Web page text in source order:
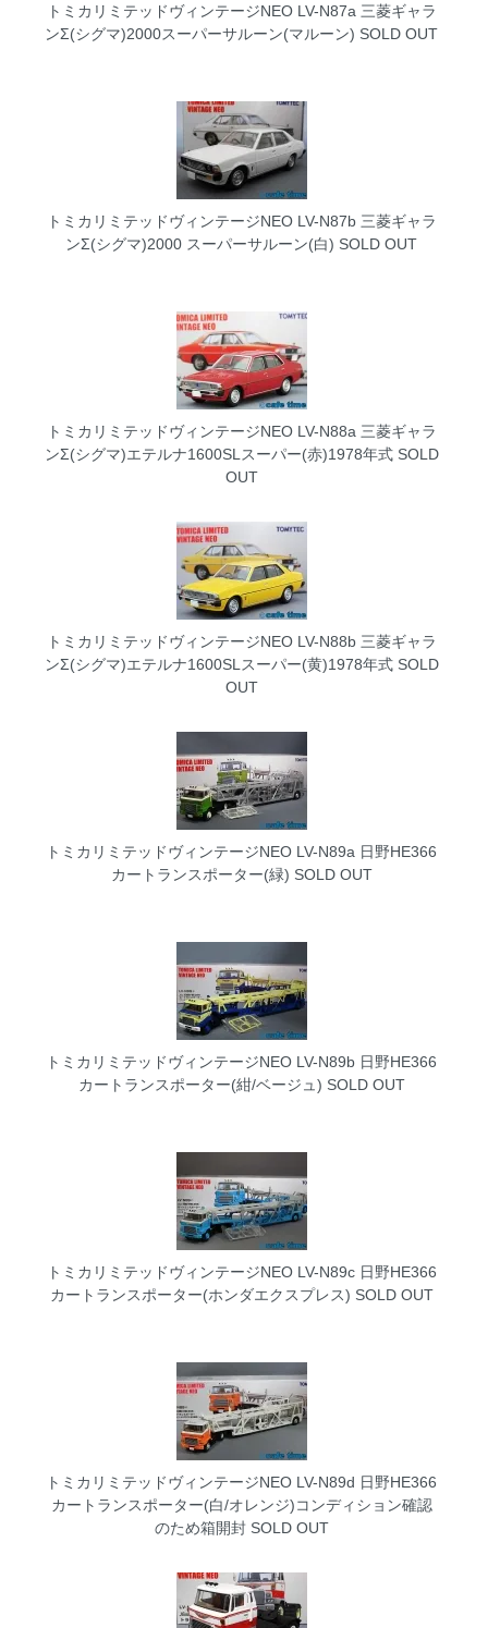
トミカリミテッドヴィンテージNEO LV-N87a 三菱ギャラ
ンΣ(シグマ)2000スーパーサルーン(マルーン) SOLD OUT
トミカリミテッドヴィンテージNEO LV-N87b 三菱ギャラ
ンΣ(シグマ)2000 スーパーサルーン(白) SOLD OUT
トミカリミテッドヴィンテージNEO LV-N88a 三菱ギャラ
ンΣ(シグマ)エテルナ1600SLスーパー(赤)1978年式SOLD
OUT
トミカリミテッドヴィンテージNEO LV-N88b 三菱ギャラ
ンΣ(シグマ)エテルナ1600SLスーパー(黄)1978年式SOLD
OUT
トミカリミテッドヴィンテージNEO LV-N89a 日野HE366
カートランスポーター(緑) SOLD OUT
トミカリミテッドヴィンテージNEO LV-N89b 日野HE366
カートランスポーター(紺/ベージュ) SOLD OUT
トミカリミテッドヴィンテージNEO LV-N89c 日野HE366
カートランスポーター(ホンダエクスプレス) SOLD OUT
トミカリミテッドヴィンテージNEO LV-N89d 日野HE366
カートランスポーター(白/オレンジ)コンディション確認
のため箱開封SOLD OUT